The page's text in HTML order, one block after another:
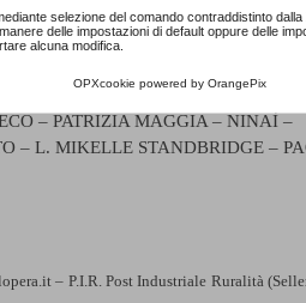
selezione del comando contraddistinto
delle impostazioni di default oppure delle
alcuna modifica.
OPXcookie powered by OrangePix
CARON – VICTORIA CHAPMAN –
– MIROSLAVA HÀJEK – MARIA
– CATERINA GUALCO –
– PATRIZIA MAGGIA – NINAÌ –
– L. MIKELLE STANDBRIDGE –
– P.I.R. Post Industriale Ruralità